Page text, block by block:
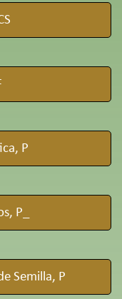
P
P_
Semilla, P